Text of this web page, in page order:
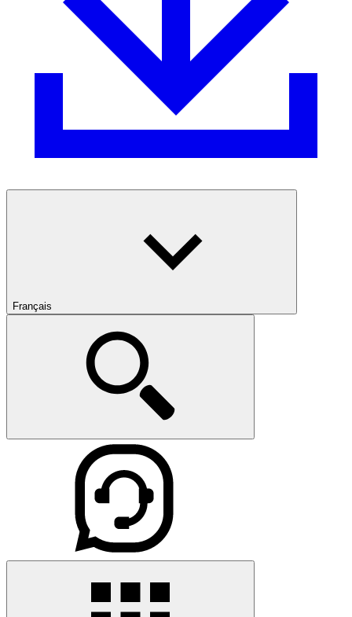
Français